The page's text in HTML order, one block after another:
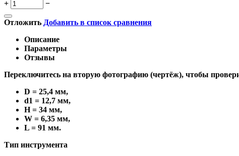
+
−
Отложить Добавить в список сравнения
Описание
Параметры
Отзывы
Переключитесь на вторую фотографию (чертёж), чтобы
D = 25,4 мм,
d1 = 12,7 мм,
H = 34 мм,
W = 6,35 мм,
L = 91 мм.
Тип инструмента